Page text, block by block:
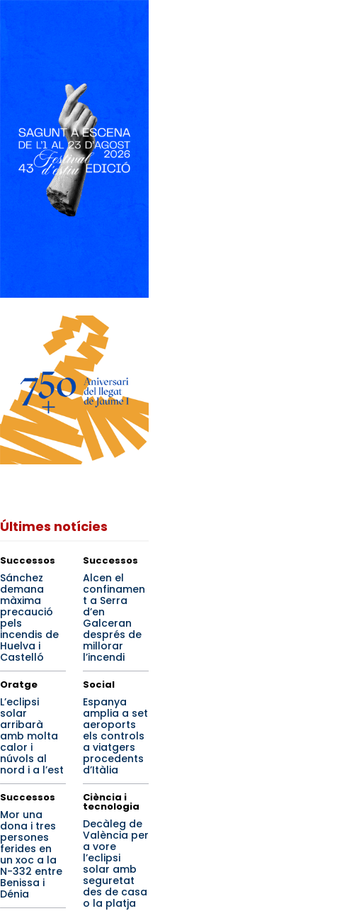
Últimes notícies
Successos
Sánchez
demana
màxima
precaució
pels
incendis de
Huelva i
Castelló
Successos
Alcen el
confinamen
t a Serra
d’en
Galceran
després de
millorar
l’incendi
Oratge
L’eclipsi
solar
arribarà
amb molta
calor i
núvols al
nord i a l’est
Social
Espanya
amplia a set
aeroports
els controls
a viatgers
procedents
d’Itàlia
Successos
Mor una
dona i tres
persones
ferides en
un xoc a la
N-332 entre
Benissa i
Dénia
Ciència i
tecnologia
Decàleg de
València per
a vore
l’eclipsi
solar amb
seguretat
des de casa
o la platja